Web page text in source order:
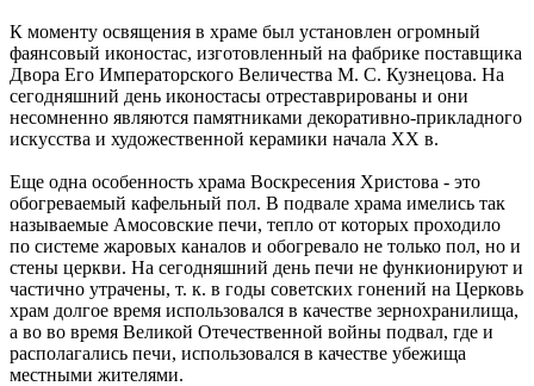
К моменту освящения в храме был установлен огромный
фаянсовый иконостас, изготовленный на фабрике поставщика
Двора Его Императорского Величества М. С. Кузнецова. На
сегодняшний день иконостасы отреставрированы и они
несомненно являются памятниками декоративно-прикладного
искусства и художественной керамики начала ХХ в.
Еще одна особенность храма Воскресения Христова - это
обогреваемый кафельный пол. В подвале храма имелись так
называемые Амосовские печи, тепло от которых проходило
по системе жаровых каналов и обогревало не только пол, но и
стены церкви. На сегодняшний день печи не функионируют и
частично утрачены, т. к. в годы советских гонений на Церковь
храм долгое время использовался в качестве зернохранилища,
а во во время Великой Отечественной войны подвал, где и
располагались печи, использовался в качестве убежища
местными жителями.